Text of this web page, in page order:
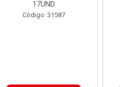
17UND
Código: 31587